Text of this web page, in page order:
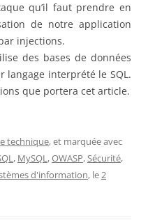
qu’il faut prendre en
de notre application
injections.
des bases de données
langage interprété le SQL.
que portera cet article.
technique, et marquée avec
, MySQL,OWASP,Sécurité,
d'information, le2